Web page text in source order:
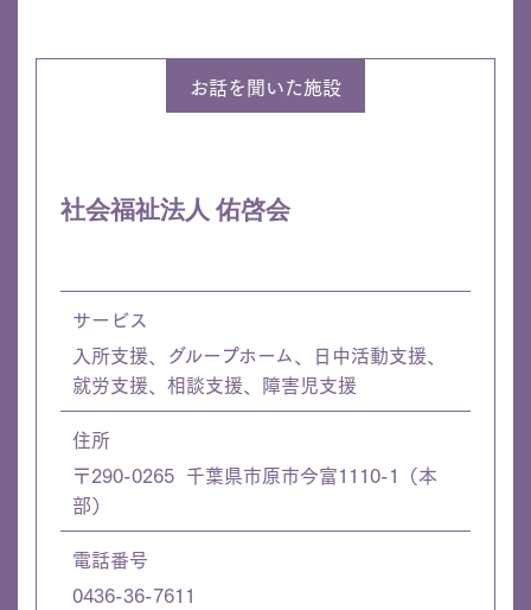
お話を聞いた施設
社会福祉法人 佑啓会
サービス
入所支援、グループホーム、日中活動支援、
就労支援、相談支援、障害児支援
住所
〒290-0265 千葉県市原市今富1110-1（本
部）
電話番号
0436-36-7611